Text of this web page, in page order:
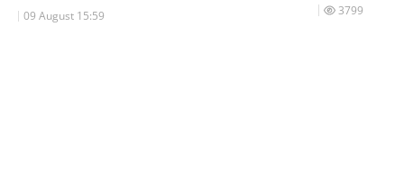
09 August 15:59 3799